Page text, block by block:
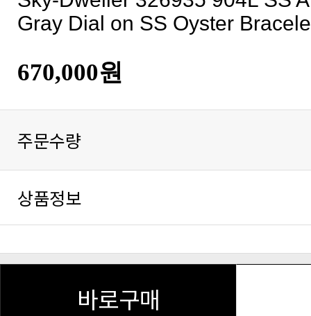
Gray Dial on SS Oyster
670,000원
주문수량
상품정보
바로구매